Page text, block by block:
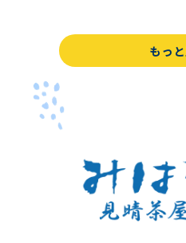
もっ